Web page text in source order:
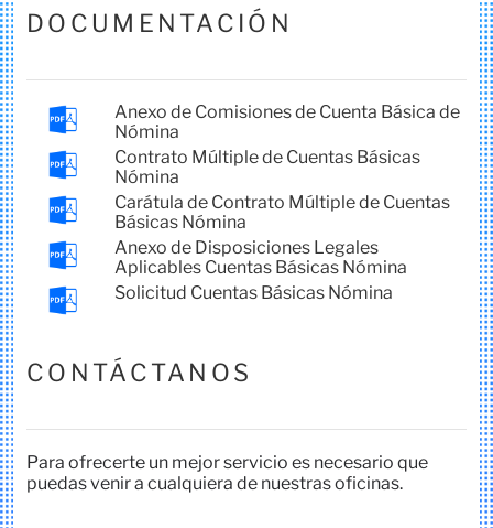
DOCUMENTACIÓN
Anexo de Comisiones de Cuenta Básica de
Nómina
Contrato Múltiple de Cuentas Básicas
Nómina
Carátula de Contrato Múltiple de Cuentas
Básicas Nómina
Anexo de Disposiciones Legales
Aplicables Cuentas Básicas Nómina
Solicitud Cuentas Básicas Nómina
CONTÁCTANOS
Para ofrecerte un mejor servicio es necesario que
puedas venir a cualquiera de nuestras oficinas.